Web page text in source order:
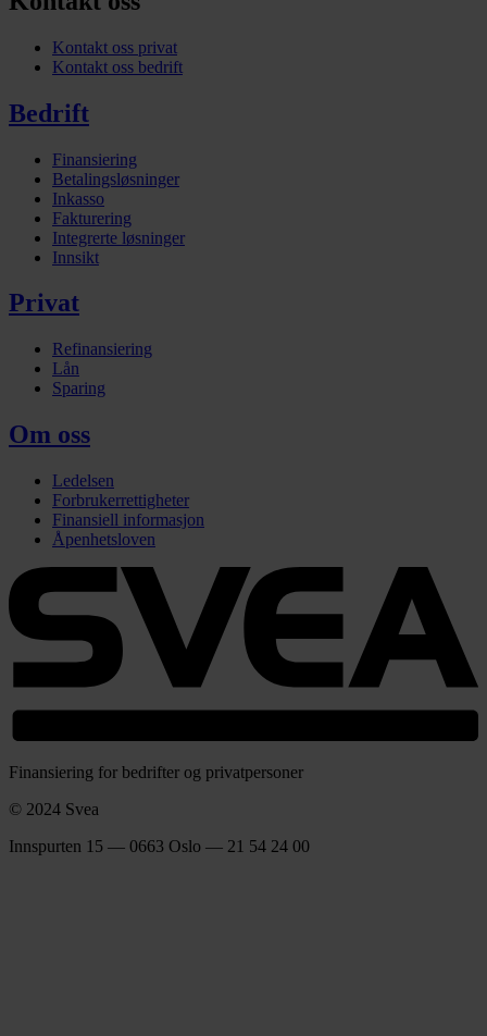
Kontakt oss privat
Kontakt oss bedrift
Bedrift
Finansiering
Betalingsløsninger
Inkasso
Fakturering
Integrerte løsninger
Innsikt
Privat
Refinansiering
Lån
Sparing
Om oss
Ledelsen
Forbrukerrettigheter
Finansiell informasjon
Åpenhetsloven
Finansiering for bedrifter og privatpersoner
© 2024 Svea
Innspurten 15 — 0663 Oslo — 21 54 24 00